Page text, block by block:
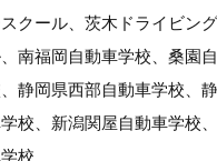
クール、茨木ドライビン
、南福岡自動車学校、桑園
静岡県西部自動車学校、
校、新潟関屋自動車学校
校